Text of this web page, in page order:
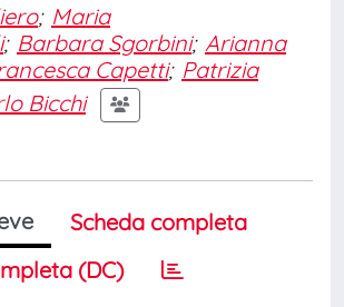
; Maria
; Barbara Sgorbini; Arianna
Capetti; Patrizia
Bicchi
Scheda completa
(DC)